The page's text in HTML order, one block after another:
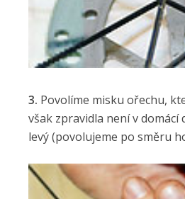
3. Povolíme misku ořechu,
však zpravidla není v
levý (povolujeme po směru